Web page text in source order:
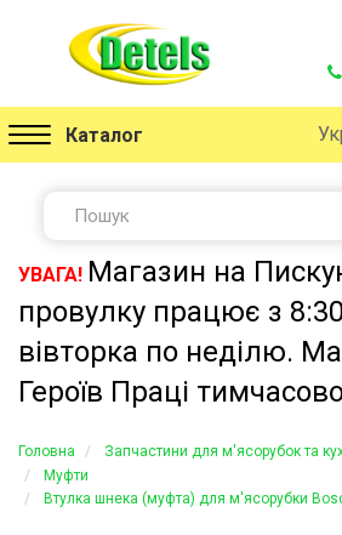
Каталог
УВАГА! Магазин на
провулку працює з
вівторка по неділю.
Героїв Праці
Головна
Запчастини для м'ясорубок та
Муфти
Втулка шнека (муфта) для м'ясорубки